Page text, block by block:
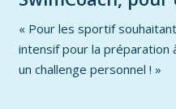
« Pour les sportif
intensif pour la préparation
un challenge personnel ! »